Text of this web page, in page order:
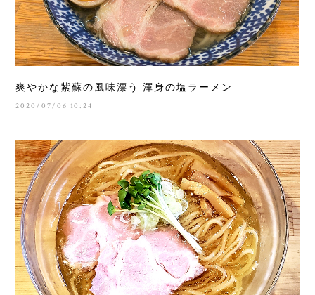
爽やかな紫蘇の風味漂う 渾身の塩ラーメン
2020/07/06 10:24